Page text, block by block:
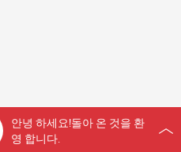
안녕 하세요!돌아 온 것을 환
영 합니다.
로 동력을 Bontop